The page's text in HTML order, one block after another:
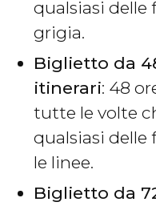
qualsiasi delle
grigia.
Biglietto da
itinerari: 48
tutte le volte
qualsiasi
le linee.
Biglietto da